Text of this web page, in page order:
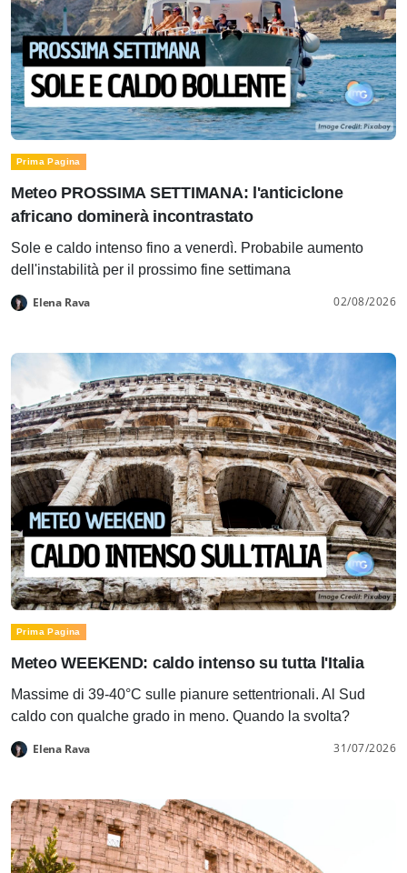
Prima Pagina
Meteo PROSSIMA SETTIMANA: l'anticiclone
africano dominerà incontrastato
Sole e caldo intenso fino a venerdì. Probabile aumento
dell'instabilità per il prossimo fine settimana
Elena Rava 02/08/2026
Prima Pagina
Meteo WEEKEND: caldo intenso su tutta l'Italia
Massime di 39-40°C sulle pianure settentrionali. Al Sud
caldo con qualche grado in meno. Quando la svolta?
Elena Rava 31/07/2026